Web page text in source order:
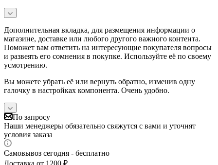
Дополнительная вкладка, для размещения информации о
магазине, доставке или любого другого важного контента.
Поможет вам ответить на интересующие покупателя вопросы
и развеять его сомнения в покупке. Используйте её по своему
усмотрению.
Вы можете убрать её или вернуть обратно, изменив одну
галочку в настройках компонента. Очень удобно.
По запросу
Наши менеджеры обязательно свяжутся с вами и уточнят
условия заказа
Самовывоз сегодня - бесплатно
Доставка от 1200 ₽